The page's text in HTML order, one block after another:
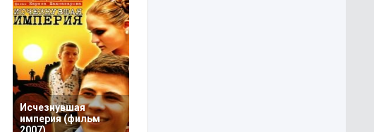
Исчезнувшая
империя (фильм